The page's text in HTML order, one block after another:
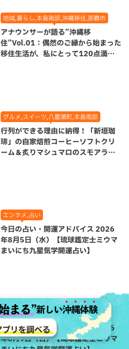
地域,暮らし,本島南部,沖縄移住,那覇市
アナウンサーが語る”沖縄移
住”Vol.01：偶然のご縁から始まった
移住生活が、私にとって120点満点
グルメ,スイーツ,八重瀬町,本島南部
行列ができる理由に納得！「新垣珈
琲」の自家焙煎コーヒーソフトクリ
ーム＆炙りマシュマロのスモアラテ
エンタメ,占い
今日の占い・開運アドバイス 2026
年8月5日（水）【琉球鑑定士ミウマ
まいにち九星気学開運占い】
エンタメ,占い
今日の占い・開運アドバイス 2026
年8月9日（日）【琉球鑑定士ミウマ